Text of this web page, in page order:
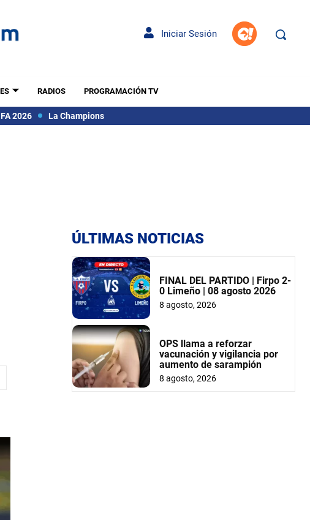
Iniciar Sesión
RADIOS PROGRAMACIÓN TV
2026 La Champions
ÚLTIMAS NOTICIAS
FINAL DEL PARTIDO | Firpo 2-
0 Limeño | 08 agosto 2026
8 agosto, 2026
OPS llama a reforzar
vacunación y vigilancia por
aumento de sarampión
8 agosto, 2026